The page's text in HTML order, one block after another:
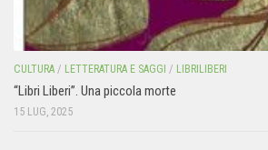
CULTURA / LETTERATURA E SAGGI / LIBRILIBERI
“Libri Liberi”. Una piccola morte
15 LUG, 2025